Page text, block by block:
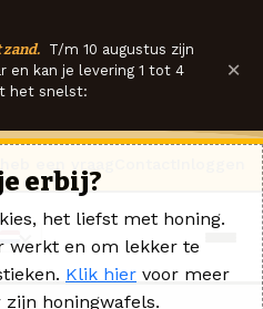
zand. T/m 10 augustus zijn
en kan je levering 1 tot 4
het snelst:
×
erbij?
het liefst met honing.
werkt en om lekker te
Klik hier voor meer
honingwafels.